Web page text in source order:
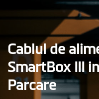
Cablul de
SmartBox III
Parcare